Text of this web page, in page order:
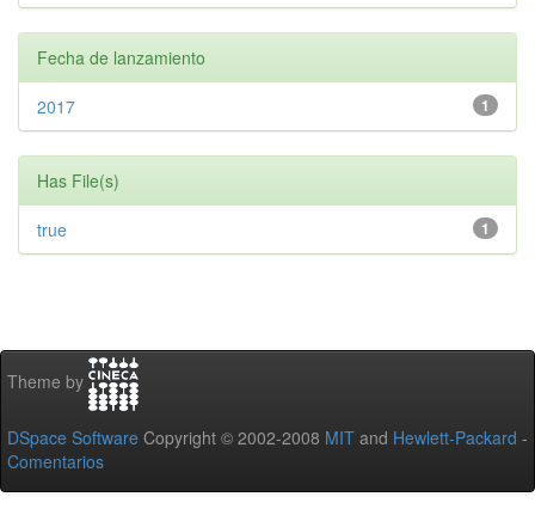
Fecha de lanzamiento
1
2017
Has File(s)
1
true
Theme by
DSpace Software Copyright © 2002-2008 MIT and Hewlett-Packard -
Comentarios